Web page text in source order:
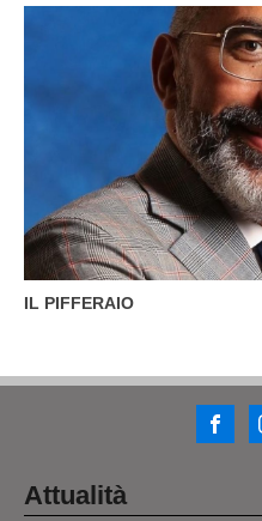
IL PIFFERAIO
Attualità